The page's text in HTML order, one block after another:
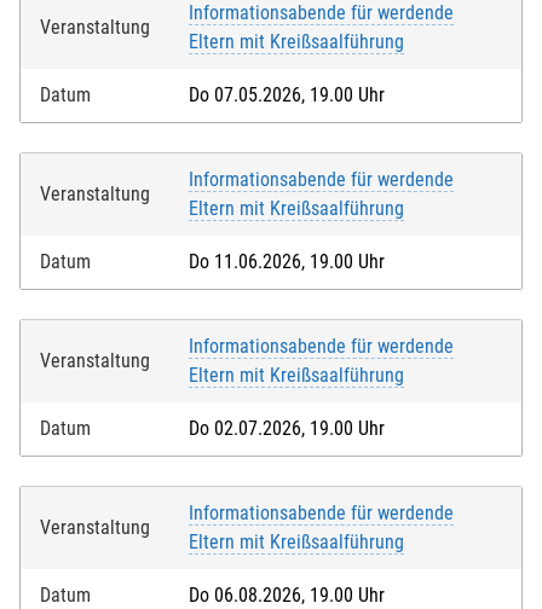
Veranstaltung
Informationsabende für werdende
Eltern mit Kreißsaalführung
Datum Do 07.05.2026, 19.00 Uhr
Veranstaltung
Informationsabende für werdende
Eltern mit Kreißsaalführung
Datum Do 11.06.2026, 19.00 Uhr
Veranstaltung
Informationsabende für werdende
Eltern mit Kreißsaalführung
Datum Do 02.07.2026, 19.00 Uhr
Veranstaltung
Informationsabende für werdende
Eltern mit Kreißsaalführung
Datum Do 06.08.2026, 19.00 Uhr